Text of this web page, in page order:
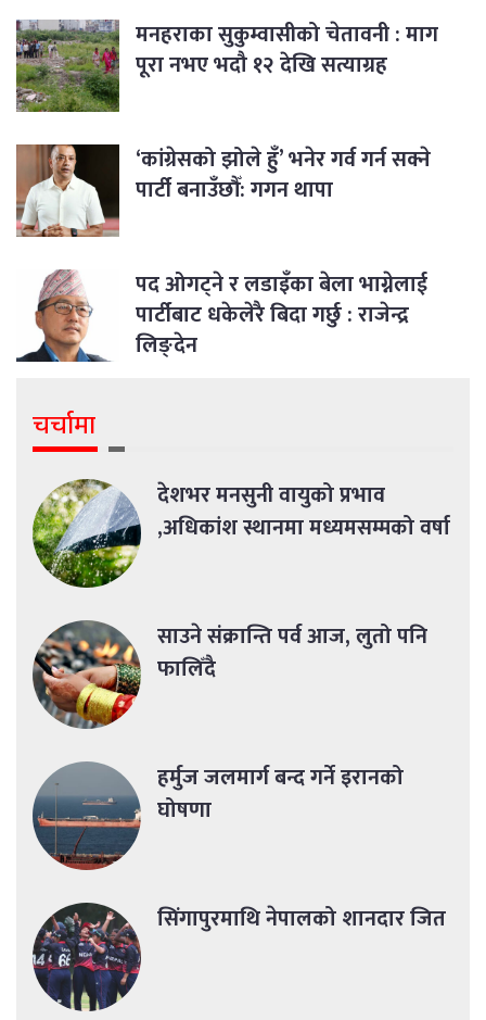
मनहराका सुकुम्वासीको चेतावनी : माग
पूरा नभए भदौ १२ देखि सत्याग्रह
‘कांग्रेसको झोले हुँ’ भनेर गर्व गर्न सक्ने
पार्टी बनाउँछौँ: गगन थापा
पद ओगट्ने र लडाइँका बेला भाग्नेलाई
पार्टीबाट धकेलेरै बिदा गर्छु : राजेन्द्र
लिङ्देन
चर्चामा
देशभर मनसुनी वायुको प्रभाव
,अधिकांश स्थानमा मध्यमसम्मको वर्षा
साउने संक्रान्ति पर्व आज, लुतो पनि
फालिँदै
हर्मुज जलमार्ग बन्द गर्ने इरानको
घोषणा
सिंगापुरमाथि नेपालको शानदार जित